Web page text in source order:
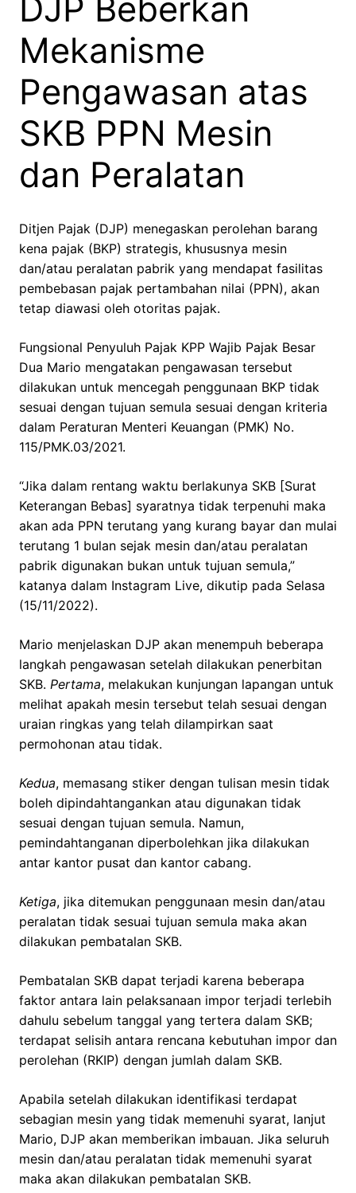
DJP Beberkan
Mekanisme
Pengawasan atas
SKB PPN Mesin
dan Peralatan
Ditjen Pajak (DJP) menegaskan perolehan barang
kena pajak (BKP) strategis, khususnya mesin
dan/atau peralatan pabrik yang mendapat fasilitas
pembebasan pajak pertambahan nilai (PPN), akan
tetap diawasi oleh otoritas pajak.
Fungsional Penyuluh Pajak KPP Wajib Pajak Besar
Dua Mario mengatakan pengawasan tersebut
dilakukan untuk mencegah penggunaan BKP tidak
sesuai dengan tujuan semula sesuai dengan kriteria
dalam Peraturan Menteri Keuangan (PMK) No.
115/PMK.03/2021.
“Jika dalam rentang waktu berlakunya SKB [Surat
Keterangan Bebas] syaratnya tidak terpenuhi maka
akan ada PPN terutang yang kurang bayar dan mulai
terutang 1 bulan sejak mesin dan/atau peralatan
pabrik digunakan bukan untuk tujuan semula,”
katanya dalam Instagram Live, dikutip pada Selasa
(15/11/2022).
Mario menjelaskan DJP akan menempuh beberapa
langkah pengawasan setelah dilakukan penerbitan
SKB. Pertama, melakukan kunjungan lapangan untuk
melihat apakah mesin tersebut telah sesuai dengan
uraian ringkas yang telah dilampirkan saat
permohonan atau tidak.
Kedua, memasang stiker dengan tulisan mesin tidak
boleh dipindahtangankan atau digunakan tidak
sesuai dengan tujuan semula. Namun,
pemindahtanganan diperbolehkan jika dilakukan
antar kantor pusat dan kantor cabang.
Ketiga, jika ditemukan penggunaan mesin dan/atau
peralatan tidak sesuai tujuan semula maka akan
dilakukan pembatalan SKB.
Pembatalan SKB dapat terjadi karena beberapa
faktor antara lain pelaksanaan impor terjadi terlebih
dahulu sebelum tanggal yang tertera dalam SKB;
terdapat selisih antara rencana kebutuhan impor dan
perolehan (RKIP) dengan jumlah dalam SKB.
Apabila setelah dilakukan identifikasi terdapat
sebagian mesin yang tidak memenuhi syarat, lanjut
Mario, DJP akan memberikan imbauan. Jika seluruh
mesin dan/atau peralatan tidak memenuhi syarat
maka akan dilakukan pembatalan SKB.